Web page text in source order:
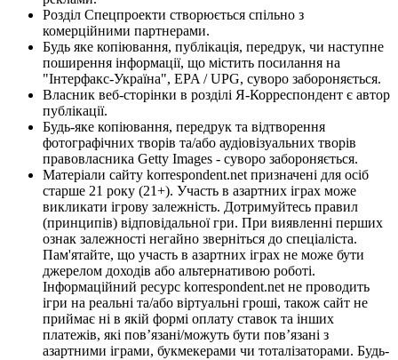
Розділ Спецпроекти створюється спільно з
комерційними партнерами.
Будь яке копіювання, публікація, передрук, чи наступне
поширення інформації, що містить посилання на
"Інтерфакс-Україна", EPA / UPG, суворо забороняється.
Власник веб-сторінки в розділі Я-Корреспондент є автор
публікації.
Будь-яке копіювання, передрук та відтворення
фотографічних творів та/або аудіовізуальних творів
правовласника Getty Images - суворо забороняється.
Матеріали сайту korrespondent.net призначені для осіб
старше 21 року (21+). Участь в азартних іграх може
викликати ігрову залежність. Дотримуйтесь правил
(принципів) відповідальної гри. При виявленні перших
ознак залежності негайно зверніться до спеціаліста.
Пам'ятайте, що участь в азартних іграх не може бути
джерелом доходів або альтернативою роботі.
Інформаційний ресурс korrespondent.net не проводить
ігри на реальні та/або віртуальні гроші, також сайт не
приймає ні в якій формі оплату ставок та інших
платежів, які пов’язані/можуть бути пов’язані з
азартними іграми, букмекерами чи тоталізаторами. Будь-